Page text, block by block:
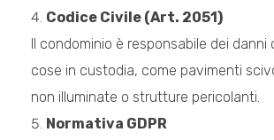
Codice Civile (Art. 2051)
Il condominio è responsabile dei danni
cose in custodia, come pavimenti
non illuminate o strutture pericolanti.
Normativa GDPR